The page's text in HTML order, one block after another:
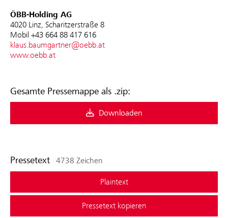
ÖBB-Holding AG
4020 Linz, Scharitzerstraße 8
Mobil +43 664 88 417 616
klaus.baumgartner@oebb.at
www.oebb.at
Gesamte Pressemappe als .zip:
Downloaden
Pressetext 4738 Zeichen
Plaintext
Pressetext kopieren